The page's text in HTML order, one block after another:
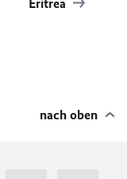
Eritrea
nach oben